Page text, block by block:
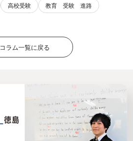
高校受験 教育 受験 進路
コラム一覧に戻る